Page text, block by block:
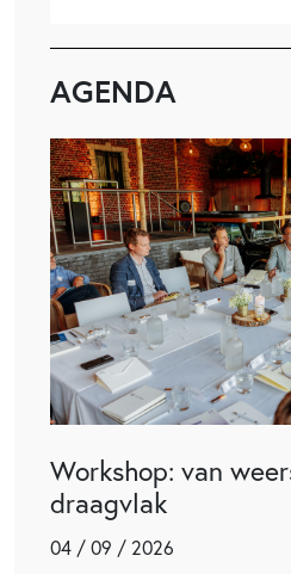
AGENDA
Workshop: van
draagvlak
04 / 09 / 2026